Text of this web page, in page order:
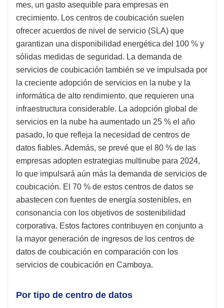
mes, un gasto asequible para empresas en
crecimiento. Los centros de coubicación suelen
ofrecer acuerdos de nivel de servicio (SLA) que
garantizan una disponibilidad energética del 100 % y
sólidas medidas de seguridad. La demanda de
servicios de coubicación también se ve impulsada por
la creciente adopción de servicios en la nube y la
informática de alto rendimiento, que requieren una
infraestructura considerable. La adopción global de
servicios en la nube ha aumentado un 25 % el año
pasado, lo que refleja la necesidad de centros de
datos fiables. Además, se prevé que el 80 % de las
empresas adopten estrategias multinube para 2024,
lo que impulsará aún más la demanda de servicios de
coubicación. El 70 % de estos centros de datos se
abastecen con fuentes de energía sostenibles, en
consonancia con los objetivos de sostenibilidad
corporativa. Estos factores contribuyen en conjunto a
la mayor generación de ingresos de los centros de
datos de coubicación en comparación con los
servicios de coubicación en Camboya.
Por tipo de centro de datos